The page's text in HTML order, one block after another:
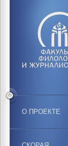
О ПРОЕКТЕ